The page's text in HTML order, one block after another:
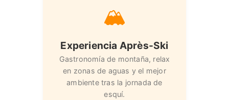
🏔️
Experiencia Après-Ski
Gastronomía de montaña, relax
en zonas de aguas y el mejor
ambiente tras la jornada de
esquí.